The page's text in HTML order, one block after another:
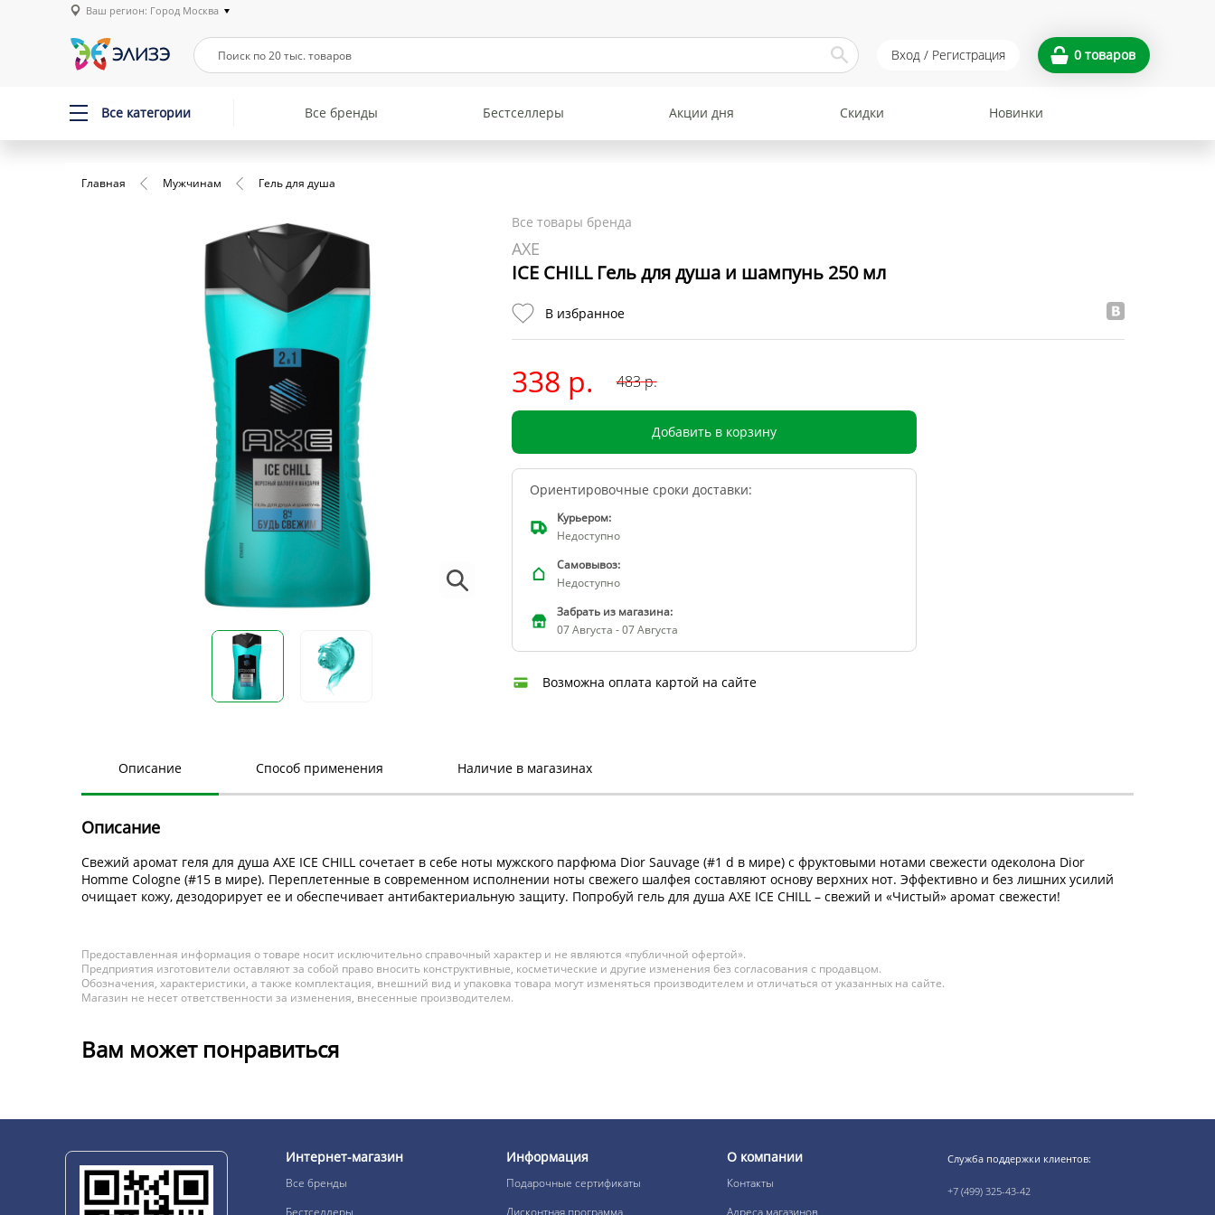
Ваш регион: Город Москва
Вход / Регистрация 0 товаров
Все категории Все бренды Бестселлеры Акции дня Скидки Новинки
Главная Мужчинам Гель для душа
Все товары бренда
AXE
ICE CHILL Гель для душа и шампунь 250 мл
В избранное
338 р. 483р.
Добавить в корзину
Ориентировочные сроки доставки:
Курьером:
Недоступно
Самовывоз:
Недоступно
Забрать из магазина:
07 Августа - 07 Августа
Возможна оплата картой на сайте
Описание Способ применения Наличие в магазинах
Описание
Свежий аромат геля для душа AXE ICE CHILL cочетает в себе ноты мужского парфюма Dior Sauvage (#1 d в мире) с фруктовыми нотами свежести одеколона Dior
Homme Cologne (#15 в мире). Переплетенные в современном исполнении ноты свежего шалфея составляют основу верхних нот. Эффективно и без лишних усилий
очищает кожу, дезодорирует ее и обеспечивает антибактериальную защиту. Попробуй гель для душа AXE ICE CHILL – свежий и «Чистый» аромат свежести!
Предоставленная информация о товаре носит исключительно справочный характер и не являются «публичной офертой».
Предприятия изготовители оставляют за собой право вносить конструктивные, косметические и другие изменения без согласования с продавцом.
Обозначения, характеристики, а также комплектация, внешний вид и упаковка товара могут изменяться производителем и отличаться от указанных на сайте.
Магазин не несет ответственности за изменения, внесенные производителем.
Вам может понравиться
Интернет-магазин
Все бренды
Бестселлеры
Информация
Подарочные сертификаты
Дисконтная программа
О компании
Контакты
Адреса магазинов
Служба поддержки клиентов:
+7 (499) 325-43-42